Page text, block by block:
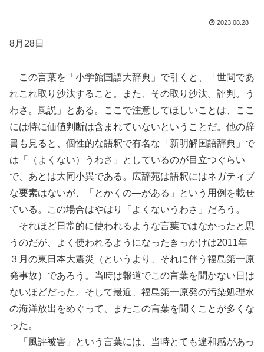
2023.08.28
8月28日
この言葉を「小学館国語大辞典」で引くと、「世間であ
れこれ取り沙汰すること。また、その取り沙汰。評判。う
わさ。風説」とある。ここで注意してほしいことは、ここ
には特に価値判断は含まれていないということだ。他の辞
書も見ると、個性的な語釈で有名な「新明解国語辞典」で
は「（よくない）うわさ」としているのが目立つぐらい
で、あとは大同小異である。広辞苑は語釈にはネガティブ
な要素はないが、「とかくの―がある」という用例を載せ
ている。この場合はやはり「よくないうわさ」だろう。
それほど日常的に使われるような言葉ではなかったと思
うのだが、よく使われるようになったきっかけは2011年
３月の東日本大震災（というより、それに伴う福島第一原
発事故）であろう。当時は報道でこの言葉を聞かない日は
ないほどだった。そして最近、福島第一原発の汚染処理水
の海洋放出をめぐって、またこの言葉を聞くことが多くな
った。
「風評被害」という言葉には、当時とても違和感があっ